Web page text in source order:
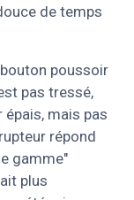
de temps
poussoir
pas tressé,
épais, mais pas
répond
gamme"
plus